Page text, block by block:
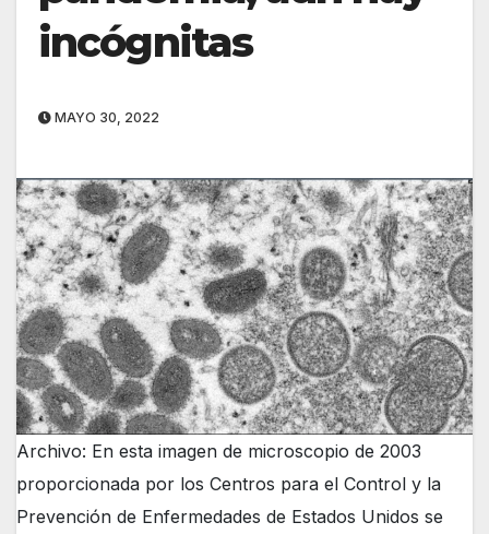
incógnitas
MAYO 30, 2022
Archivo: En esta imagen de microscopio de 2003
proporcionada por los Centros para el Control y la
Prevención de Enfermedades de Estados Unidos se